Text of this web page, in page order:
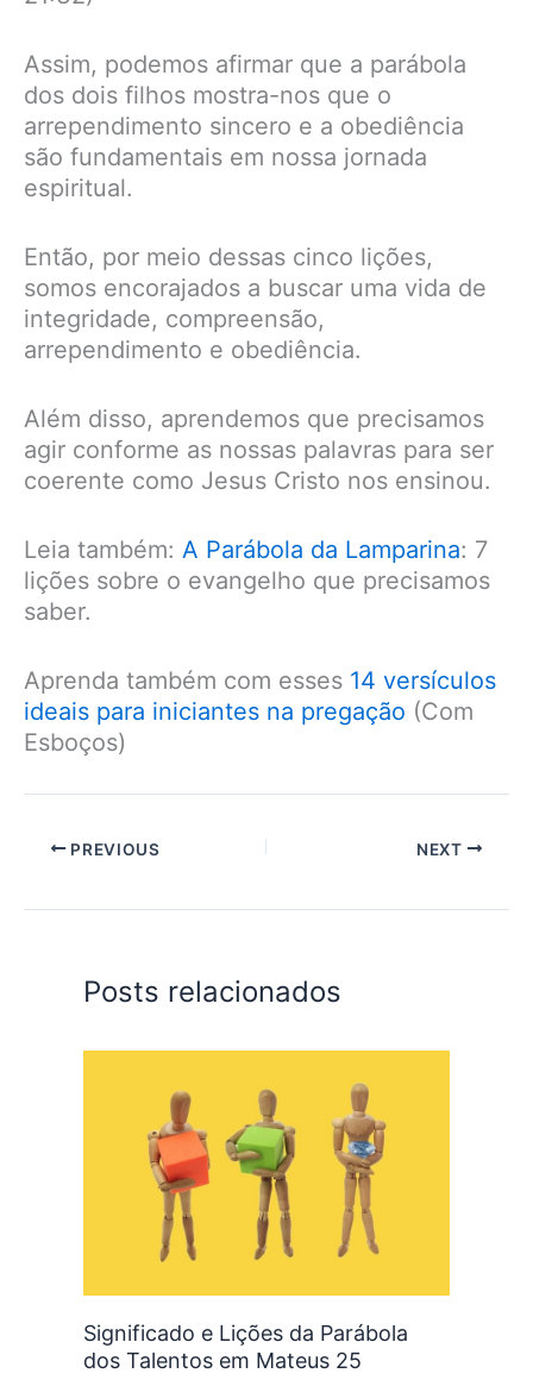
Assim, podemos afirmar que a parábola
dos dois filhos mostra-nos que o
arrependimento sincero e a obediência
são fundamentais em nossa jornada
espiritual.
Então, por meio dessas cinco lições,
somos encorajados a buscar uma vida de
integridade, compreensão,
arrependimento e obediência.
Além disso, aprendemos que precisamos
agir conforme as nossas palavras para ser
coerente como Jesus Cristo nos ensinou.
Leia também: A Parábola da Lamparina: 7
lições sobre o evangelho que precisamos
saber.
Aprenda também com esses 14 versículos
ideais para iniciantes na pregação (Com
Esboços)
PREVIOUS NEXT
Posts relacionados
Significado e Lições da Parábola
dos Talentos em Mateus 25